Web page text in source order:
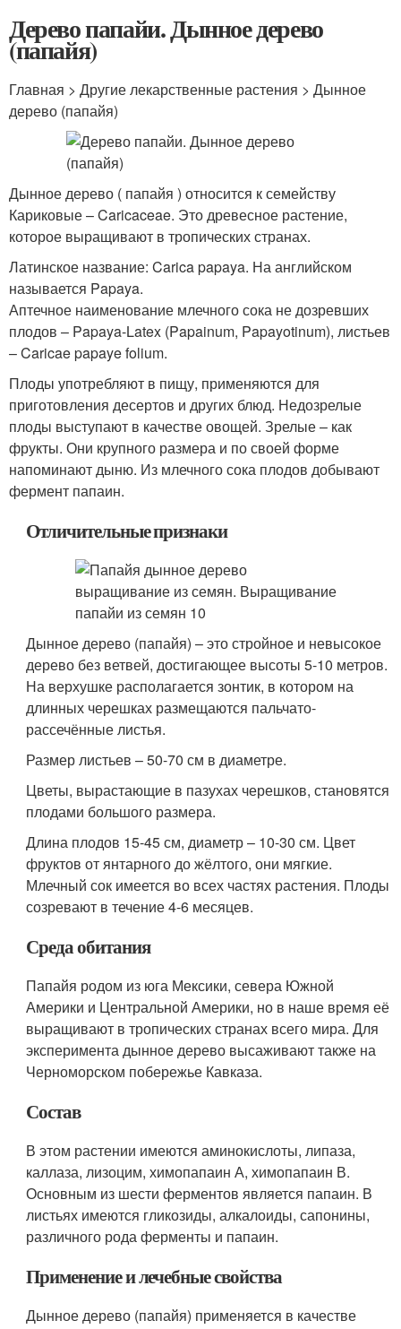
Дерево папайи. Дынное дерево
(папайя)
Главная > Другие лекарственные растения > Дынное
дерево (папайя)
Дынное дерево ( папайя ) относится к семейству
Кариковые – Caricaceae. Это древесное растение,
которое выращивают в тропических странах.
Латинское название: Carica papaya. На английском
называется Papaya.
Аптечное наименование млечного сока не дозревших
плодов – Papaya-Latex (Papainum, Papayotinum), листьев
– Caricae papaye folium.
Плоды употребляют в пищу, применяются для
приготовления десертов и других блюд. Недозрелые
плоды выступают в качестве овощей. Зрелые – как
фрукты. Они крупного размера и по своей форме
напоминают дыню. Из млечного сока плодов добывают
фермент папаин.
Отличительные признаки
Дынное дерево (папайя) – это стройное и невысокое
дерево без ветвей, достигающее высоты 5-10 метров.
На верхушке располагается зонтик, в котором на
длинных черешках размещаются пальчато-
рассечённые листья.
Размер листьев – 50-70 см в диаметре.
Цветы, вырастающие в пазухах черешков, становятся
плодами большого размера.
Длина плодов 15-45 см, диаметр – 10-30 см. Цвет
фруктов от янтарного до жёлтого, они мягкие.
Млечный сок имеется во всех частях растения. Плоды
созревают в течение 4-6 месяцев.
Среда обитания
Папайя родом из юга Мексики, севера Южной
Америки и Центральной Америки, но в наше время её
выращивают в тропических странах всего мира. Для
эксперимента дынное дерево высаживают также на
Черноморском побережье Кавказа.
Состав
В этом растении имеются аминокислоты, липаза,
каллаза, лизоцим, химопапаин А, химопапаин В.
Основным из шести ферментов является папаин. В
листьях имеются гликозиды, алкалоиды, сапонины,
различного рода ферменты и папаин.
Применение и лечебные свойства
Дынное дерево (папайя) применяется в качестве